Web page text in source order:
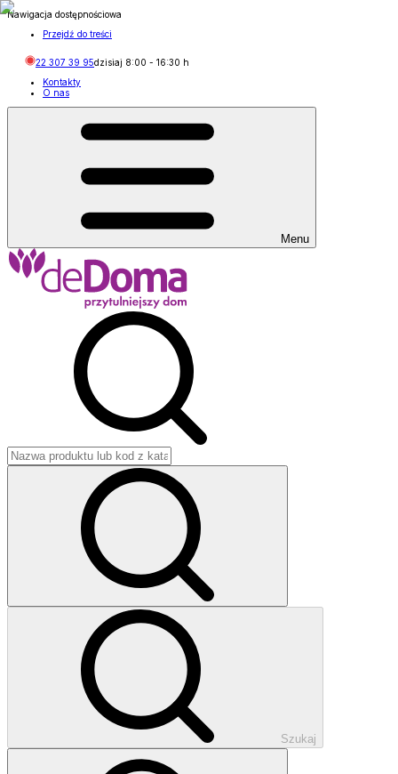
Nawigacja dostępnościowa
Przejdź do treści
22 307 39 95dzisiaj 8:00 - 16:30 h
Kontakty
O nas
Menu
Szukaj